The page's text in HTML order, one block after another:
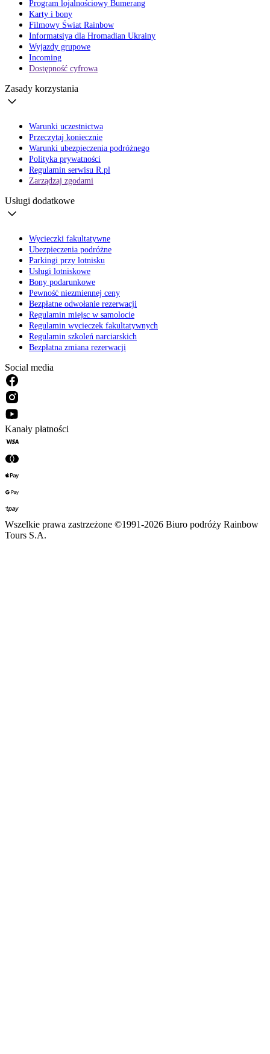
Program lojalnościowy Bumerang
Karty i bony
Filmowy Świat Rainbow
Informatsiya dla Hromadian Ukrainy
Wyjazdy grupowe
Incoming
Dostępność cyfrowa
Zasady korzystania
Warunki uczestnictwa
Przeczytaj koniecznie
Warunki ubezpieczenia podróżnego
Polityka prywatności
Regulamin serwisu R.pl
Zarządzaj zgodami
Usługi dodatkowe
Wycieczki fakultatywne
Ubezpieczenia podróżne
Parkingi przy lotnisku
Usługi lotniskowe
Bony podarunkowe
Pewność niezmiennej ceny
Bezpłatne odwołanie rezerwacji
Regulamin miejsc w samolocie
Regulamin wycieczek fakultatywnych
Regulamin szkoleń narciarskich
Bezpłatna zmiana rezerwacji
Social media
Kanały płatności
Wszelkie prawa zastrzeżone ©1991-2026 Biuro podróży Rainbow
Tours S.A.